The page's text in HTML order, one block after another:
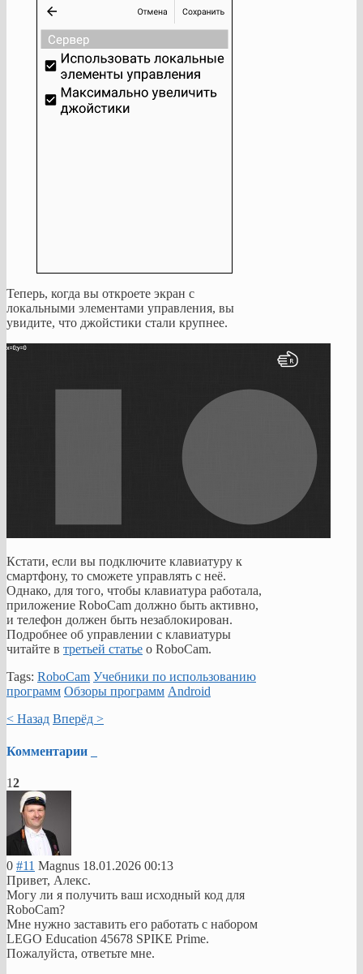
Теперь, когда вы откроете экран с
локальными элементами управления, вы
увидите, что джойстики стали крупнее.
Кстати, если вы подключите клавиатуру к
смартфону, то сможете управлять с неё.
Однако, для того, чтобы клавиатура работала,
приложение RoboCam должно быть активно,
и телефон должен быть незаблокирован.
Подробнее об управлении с клавиатуры
читайте в третьей статье о RoboCam.
Tags: RoboCam Учебники по использованию
программ Обзоры программ Android
< Назад Вперёд >
Комментарии
12
0 #11 Magnus 18.01.2026 00:13
Привет, Алекс.
Могу ли я получить ваш исходный код для
RoboCam?
Мне нужно заставить его работать с набором
LEGO Education 45678 SPIKE Prime.
Пожалуйста, ответьте мне.